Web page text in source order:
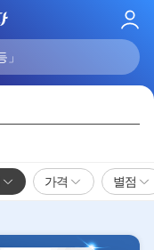
로
가격 별점